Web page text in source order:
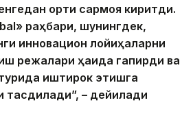
ортиқ сармоя киритди.
раҳбари, шунингдек,
инновацион лойиҳаларни
режалари ҳақида гапирди ва
иштирок этишга
тасдиқлади”, – дейилади